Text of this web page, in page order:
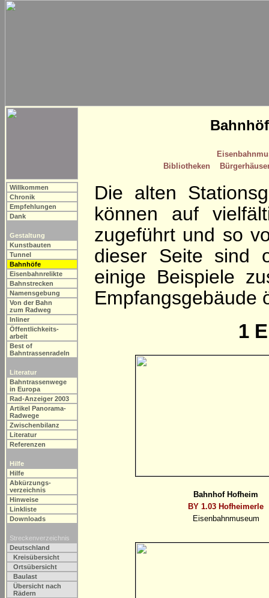
Bibliotheken
Willkommen
Chronik
Empfehlungen
Dank
Gestaltung
Kunstbauten
Tunnel
Bahnhöfe
Eisenbahnrelikte
Bahnstrecken
Namensgebung
Von der Bahn
zum Radweg
Inliner
Öffentlichkeits-
arbeit
Best of
Bahntrassenradeln
Literatur
Bahntrassenwege
in Europa
Rad-Anzeiger 2003
Artikel Panorama-
Radwege
Zwischenbilanz
Literatur
Referenzen
Hilfe
Hilfe
Abkürzungs-
verzeichnis
Hinweise
Linkliste
Downloads
Streckenverzeichnis
Deutschland
Kreisübersicht
Ortsübersicht
Baulast
Übersicht nach
Rädern
Die alten
können auf
zugeführt und so
dieser Seite sind
einige Beispiele
Empfangsgebäude
1
Bahnhof Hofheim
BY 1.03 Hofheimerle
Eisenbahnmuseum